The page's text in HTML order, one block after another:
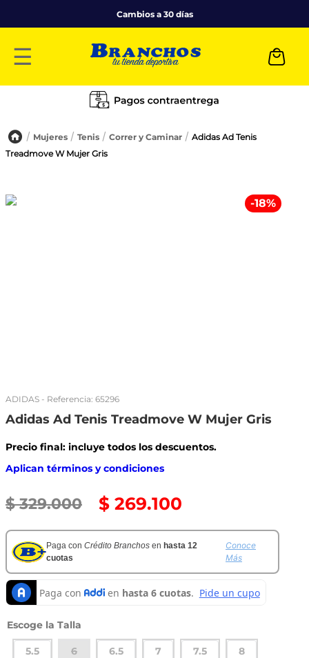
Cambios a 30 días
☰
Mujeres Tenis Correr y Caminar
Adidas Ad Tenis
Treadmove W Mujer Gris
-18%
ADIDAS - Referencia: 65296
Adidas Ad Tenis Treadmove W Mujer Gris
Precio final: incluye todos los descuentos.
Aplican términos y condiciones
$ 329.000 $ 269.100
Paga con Crédito Branchos en hasta 12
cuotas
Conoce
Más
Talla
5.5 6 6.5 7 7.5 8